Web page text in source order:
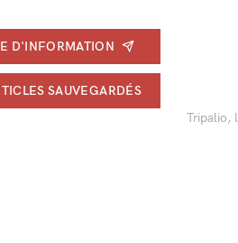
D'INFORMATION
SAUVEGARDÉS
Tripalio,